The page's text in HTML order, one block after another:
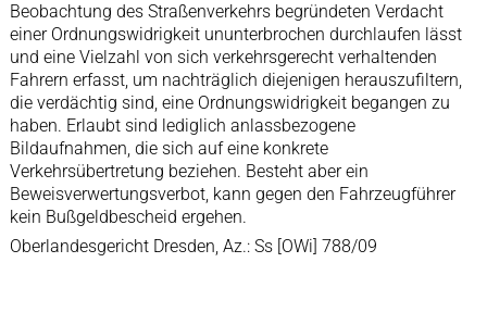
Beobachtung des Straßenverkehrs begründeten Verdacht
einer Ordnungswidrigkeit ununterbrochen durchlaufen lässt
und eine Vielzahl von sich verkehrsgerecht verhaltenden
Fahrern erfasst, um nachträglich diejenigen herauszufiltern,
die verdächtig sind, eine Ordnungswidrigkeit begangen zu
haben. Erlaubt sind lediglich anlassbezogene
Bildaufnahmen, die sich auf eine konkrete
Verkehrsübertretung beziehen. Besteht aber ein
Beweisverwertungsverbot, kann gegen den Fahrzeugführer
kein Bußgeldbescheid ergehen.
Oberlandesgericht Dresden, Az.: Ss [OWi] 788/09